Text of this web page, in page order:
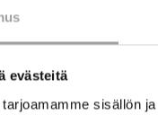
evästeitä
sisällön
ja saat
koettu ilmiö –